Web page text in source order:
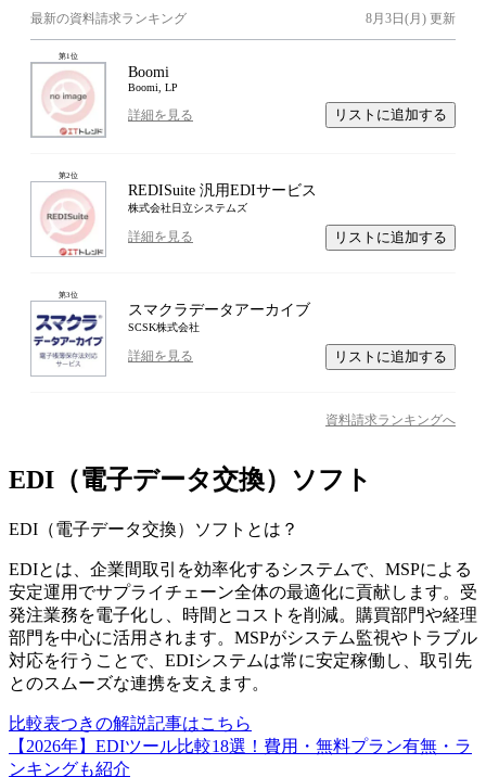
最新の資料請求ランキング 8月3日(月) 更新
第1位
Boomi
Boomi, LP
詳細を見る リストに追加する
第2位
REDISuite 汎用EDIサービス
株式会社日立システムズ
詳細を見る リストに追加する
第3位
スマクラデータアーカイブ
SCSK株式会社
詳細を見る リストに追加する
資料請求ランキングへ
EDI（電子データ交換）ソフト
EDI（電子データ交換）ソフト とは？
EDIとは、企業間取引を効率化するシステムで、MSPによる
安定運用でサプライチェーン全体の最適化に貢献します。受
発注業務を電子化し、時間とコストを削減。購買部門や経理
部門を中心に活用されます。MSPがシステム監視やトラブル
対応を行うことで、EDIシステムは常に安定稼働し、取引先
とのスムーズな連携を支えます。
比較表つきの解説記事はこちら
【2026年】EDIツール比較18選！費用・無料プラン有無・ラ
ンキングも紹介